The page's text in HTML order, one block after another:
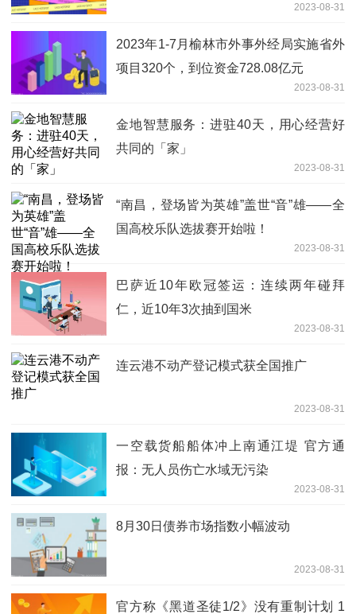
2023-08-31
2023年1-7月榆林市外事外经局实施省外
项目320个，到位资金728.08亿元
2023-08-31
金地智慧服务：进驻40天，用心经营好
共同的「家」
2023-08-31
“南昌，登场皆为英雄”盖世“音”雄——全
国高校乐队选拔赛开始啦！
2023-08-31
巴萨近10年欧冠签运：连续两年碰拜
仁，近10年3次抽到国米
2023-08-31
连云港不动产登记模式获全国推广
2023-08-31
一空载货船船体冲上南通江堤 官方通
报：无人员伤亡水域无污染
2023-08-31
8月30日债券市场指数小幅波动
2023-08-31
官方称《黑道圣徒1/2》没有重制计划 1